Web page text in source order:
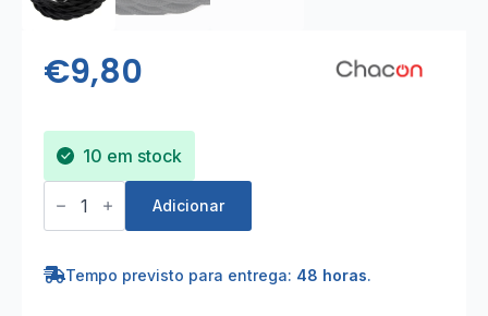
€9,80
10 em stock
Quantidade
de
Cabo
2x0,75mm²
Adicionar
Tempo previsto para entrega: 48 horas.